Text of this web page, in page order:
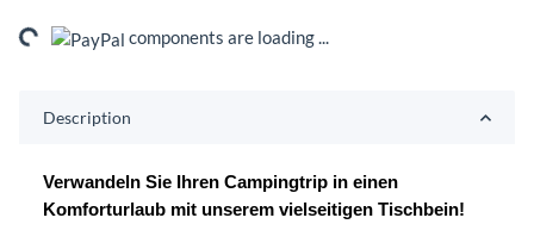
components are loading ...
Description
Verwandeln Sie Ihren Campingtrip in einen
Komforturlaub mit unserem vielseitigen Tischbein!